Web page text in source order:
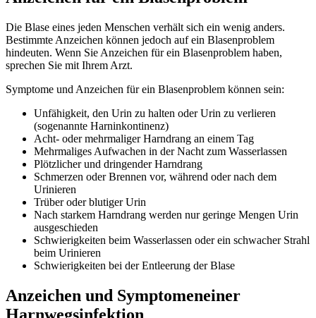
Die Blase eines jeden Menschen verhält sich ein wenig anders.
Bestimmte Anzeichen können jedoch auf ein Blasenproblem
hindeuten. Wenn Sie Anzeichen für ein Blasenproblem haben,
sprechen Sie mit Ihrem Arzt.
Symptome und Anzeichen für ein Blasenproblem können sein:
Unfähigkeit, den Urin zu halten oder Urin zu verlieren
(sogenannte Harninkontinenz)
Acht- oder mehrmaliger Harndrang an einem Tag
Mehrmaliges Aufwachen in der Nacht zum Wasserlassen
Plötzlicher und dringender Harndrang
Schmerzen oder Brennen vor, während oder nach dem
Urinieren
Trüber oder blutiger Urin
Nach starkem Harndrang werden nur geringe Mengen Urin
ausgeschieden
Schwierigkeiten beim Wasserlassen oder ein schwacher Strahl
beim Urinieren
Schwierigkeiten bei der Entleerung der Blase
Anzeichen und Symptomeneiner
Harnwegsinfektion